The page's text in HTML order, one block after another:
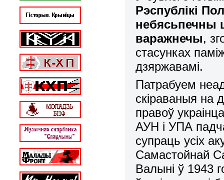
Рэспублікі
небясьпечны
варажнечы,
стасунках
дзяржавамі.
Патрабуем
скіраваныя на
правоў
АУН і УПА
супраць усіх
Самастойнай
Валыні ў 1943